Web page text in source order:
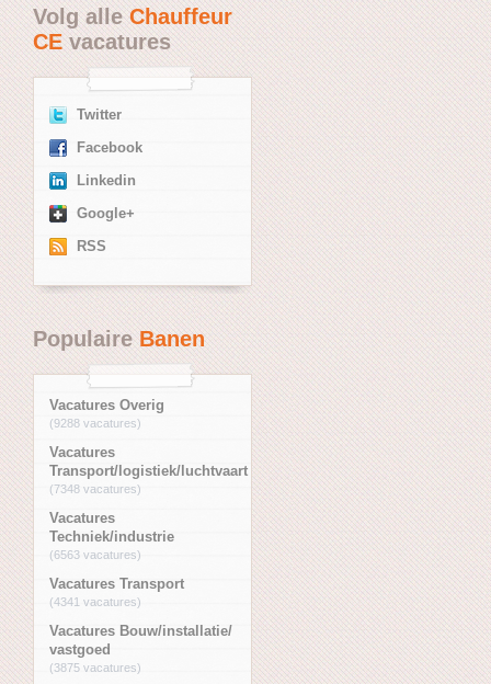
Volg alleChauffeur
CEvacatures
Twitter
Facebook
Linkedin
Google+
RSS
PopulaireBanen
Vacatures Overig
(9288 vacatures)
Vacatures
Transport/logistiek/luchtvaart
(7348 vacatures)
Vacatures
Techniek/industrie
(6563 vacatures)
Vacatures Transport
(4341 vacatures)
Vacatures Bouw/installatie/
vastgoed
(3875 vacatures)